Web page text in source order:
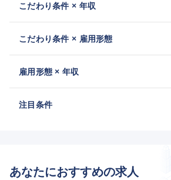
こだわり条件 × 年収
こだわり条件 × 雇用形態
雇用形態 × 年収
注目条件
あなたにおすすめの求人